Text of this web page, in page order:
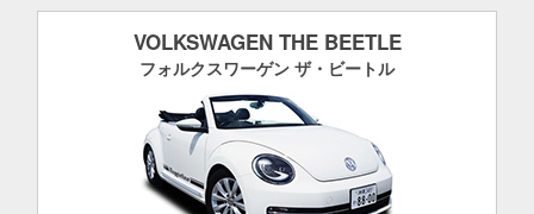
VOLKSWAGEN THE BEETLE
フォルクスワーゲン ザ・ビートル